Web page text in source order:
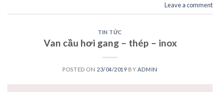
Leave a comment
TIN TỨC
Van cầu hơi gang – thép – inox
POSTED ON 23/04/2019 BY ADMIN